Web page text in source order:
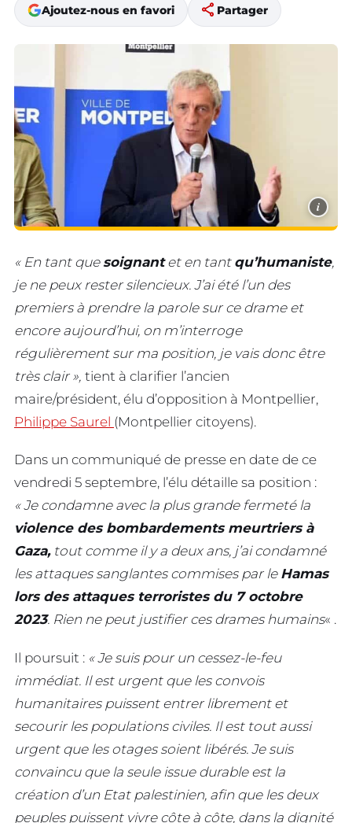
Ajoutez-nous en favori share Partager
i
« En tant que soignantet en tant qu’humaniste,
je ne peux rester silencieux. J’ai été l’un des
premiers à prendre la parole sur ce drame et
encore aujourd’hui, on m’interroge
régulièrement sur ma position, je vais donc être
très clair », tient à clarifier l’ancien
maire/président, élu d’opposition à Montpellier,
Philippe Saurel (Montpellier citoyens).
Dans un communiqué de presse en date de ce
vendredi 5 septembre, l’élu détaille sa position :
« Je condamne avec la plus grande fermeté la
violence des bombardements meurtriers à
Gaza,tout comme il y a deux ans, j’ai condamné
les attaques sanglantes commises par le Hamas
lors des attaques terroristes du 7 octobre
2023. Rien ne peut justifier ces drames humains« .
Il poursuit : « Je suis pour un cessez-le-feu
immédiat. Il est urgent que les convois
humanitaires puissent entrer librement et
secourir les populations civiles. Il est tout aussi
urgent que les otages soient libérés. Je suis
convaincu que la seule issue durable est la
création d’un Etat palestinien, afin que les deux
peuples puissent vivre côte à côte, dans la dignité